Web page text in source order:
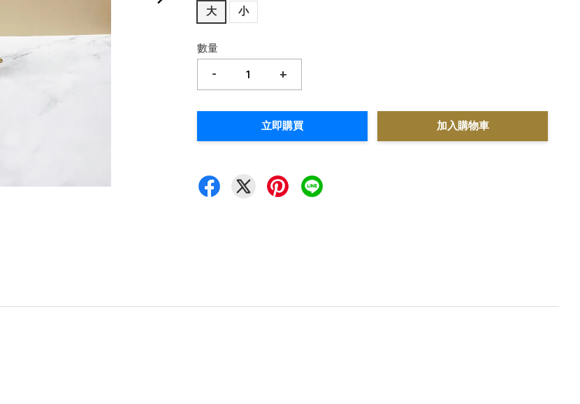
大
小
數量
- +
立即購買 加入購物車